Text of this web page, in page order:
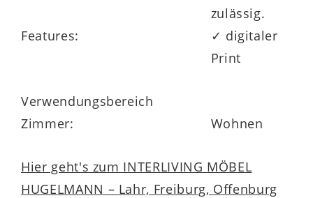
zulässig.
Features:
✓ digitaler
Print
Verwendungsbereich
Zimmer:
Wohnen
Hier geht's zum INTERLIVING MÖBEL
HUGELMANN – Lahr, Freiburg, Offenburg